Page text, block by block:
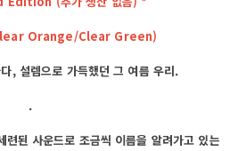
Orange/Clear Green)
, 설렘으로 가득했던 그 여름 우리.
.
된 사운드로 조금씩 이름을 알려가고 있는